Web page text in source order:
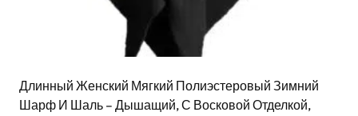
Длинный Женский Мягкий Полиэстеровый Зимний
Шарф И Шаль – Дышащий, С Восковой Отделкой,